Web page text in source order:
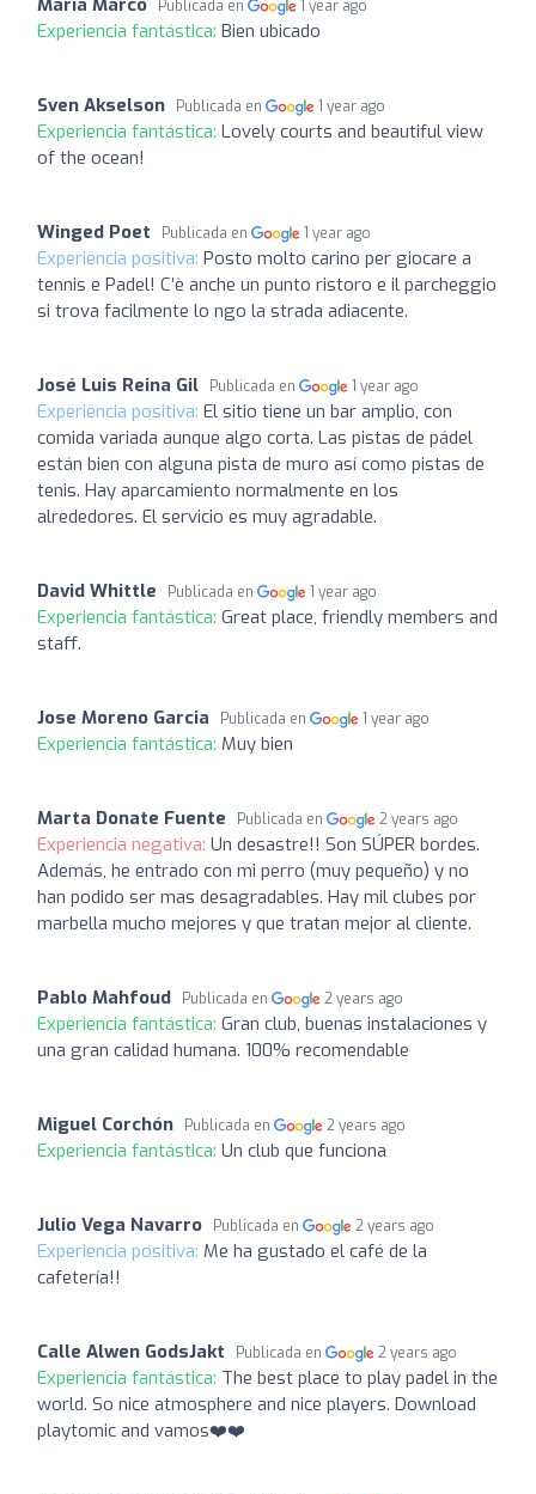
Maria Marco Publicada en 1 year ago
Experiencia fantástica: Bien ubicado
Sven Akselson Publicada en 1 year ago
Experiencia fantástica: Lovely courts and beautiful view
of the ocean!
Winged Poet Publicada en 1 year ago
Experiencia positiva: Posto molto carino per giocare a
tennis e Padel! C’è anche un punto ristoro e il parcheggio
si trova facilmente lo ngo la strada adiacente.
José Luis Reina Gil Publicada en 1 year ago
Experiencia positiva: El sitio tiene un bar amplio, con
comida variada aunque algo corta. Las pistas de pádel
están bien con alguna pista de muro así como pistas de
tenis. Hay aparcamiento normalmente en los
alrededores. El servicio es muy agradable.
David Whittle Publicada en 1 year ago
Experiencia fantástica: Great place, friendly members and
staff.
Jose Moreno Garcia Publicada en 1 year ago
Experiencia fantástica: Muy bien
Marta Donate Fuente Publicada en 2 years ago
Experiencia negativa: Un desastre!! Son SÚPER bordes.
Además, he entrado con mi perro (muy pequeño) y no
han podido ser mas desagradables. Hay mil clubes por
marbella mucho mejores y que tratan mejor al cliente.
Pablo Mahfoud Publicada en 2 years ago
Experiencia fantástica: Gran club, buenas instalaciones y
una gran calidad humana. 100% recomendable
Miguel Corchón Publicada en 2 years ago
Experiencia fantástica: Un club que funciona
Julio Vega Navarro Publicada en 2 years ago
Experiencia positiva: Me ha gustado el café de la
cafetería!!
Calle Alwen GodsJakt Publicada en 2 years ago
Experiencia fantástica: The best place to play padel in the
world. So nice atmosphere and nice players. Download
playtomic and vamos❤️❤️